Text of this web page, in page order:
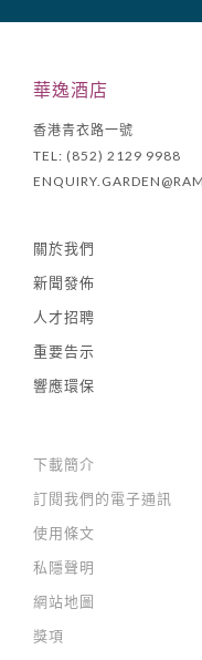
華逸酒店
香港青衣路一號
TEL: (852) 2129 9988
關於我們
新聞發佈
人才招聘
重要告示
響應環保
下載簡介
訂閱我們的電子通訊
使用條文
私隱聲明
網站地圖
獎項